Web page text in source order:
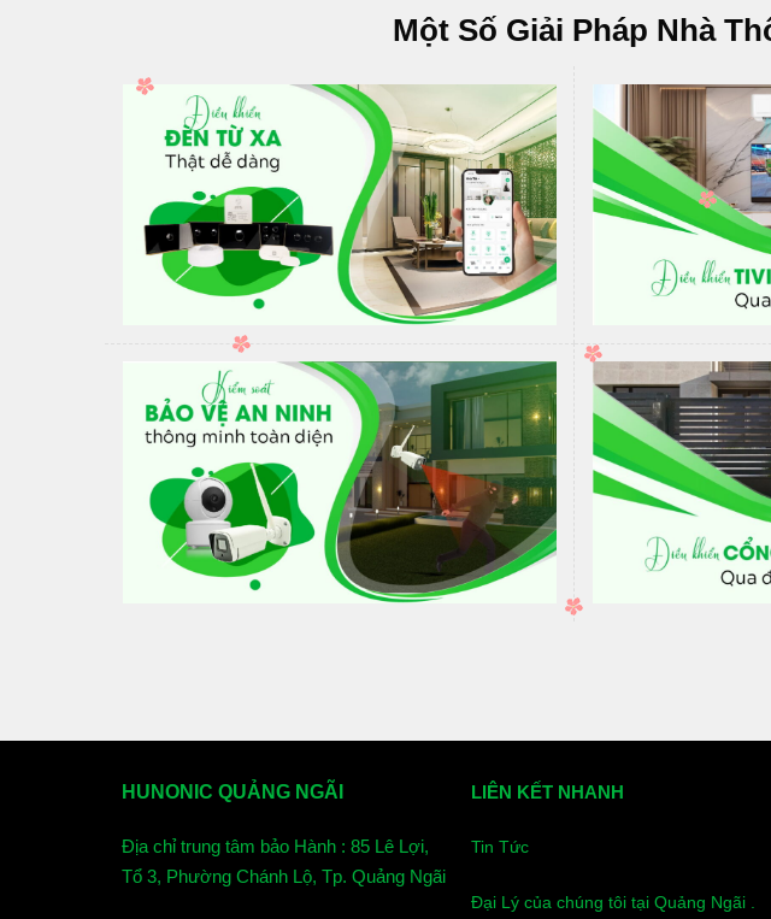
Một Số Giải Pháp Nhà
HUNONIC QUẢNG NGÃI
Địa chỉ trung tâm bảo Hành : 85 Lê Lợi,
Tổ 3, Phường Chánh Lộ, Tp. Quảng Ngãi
LIÊN KẾT NHANH
Tin Tức
Đại Lý của chúng tôi tại Quảng Ngãi .